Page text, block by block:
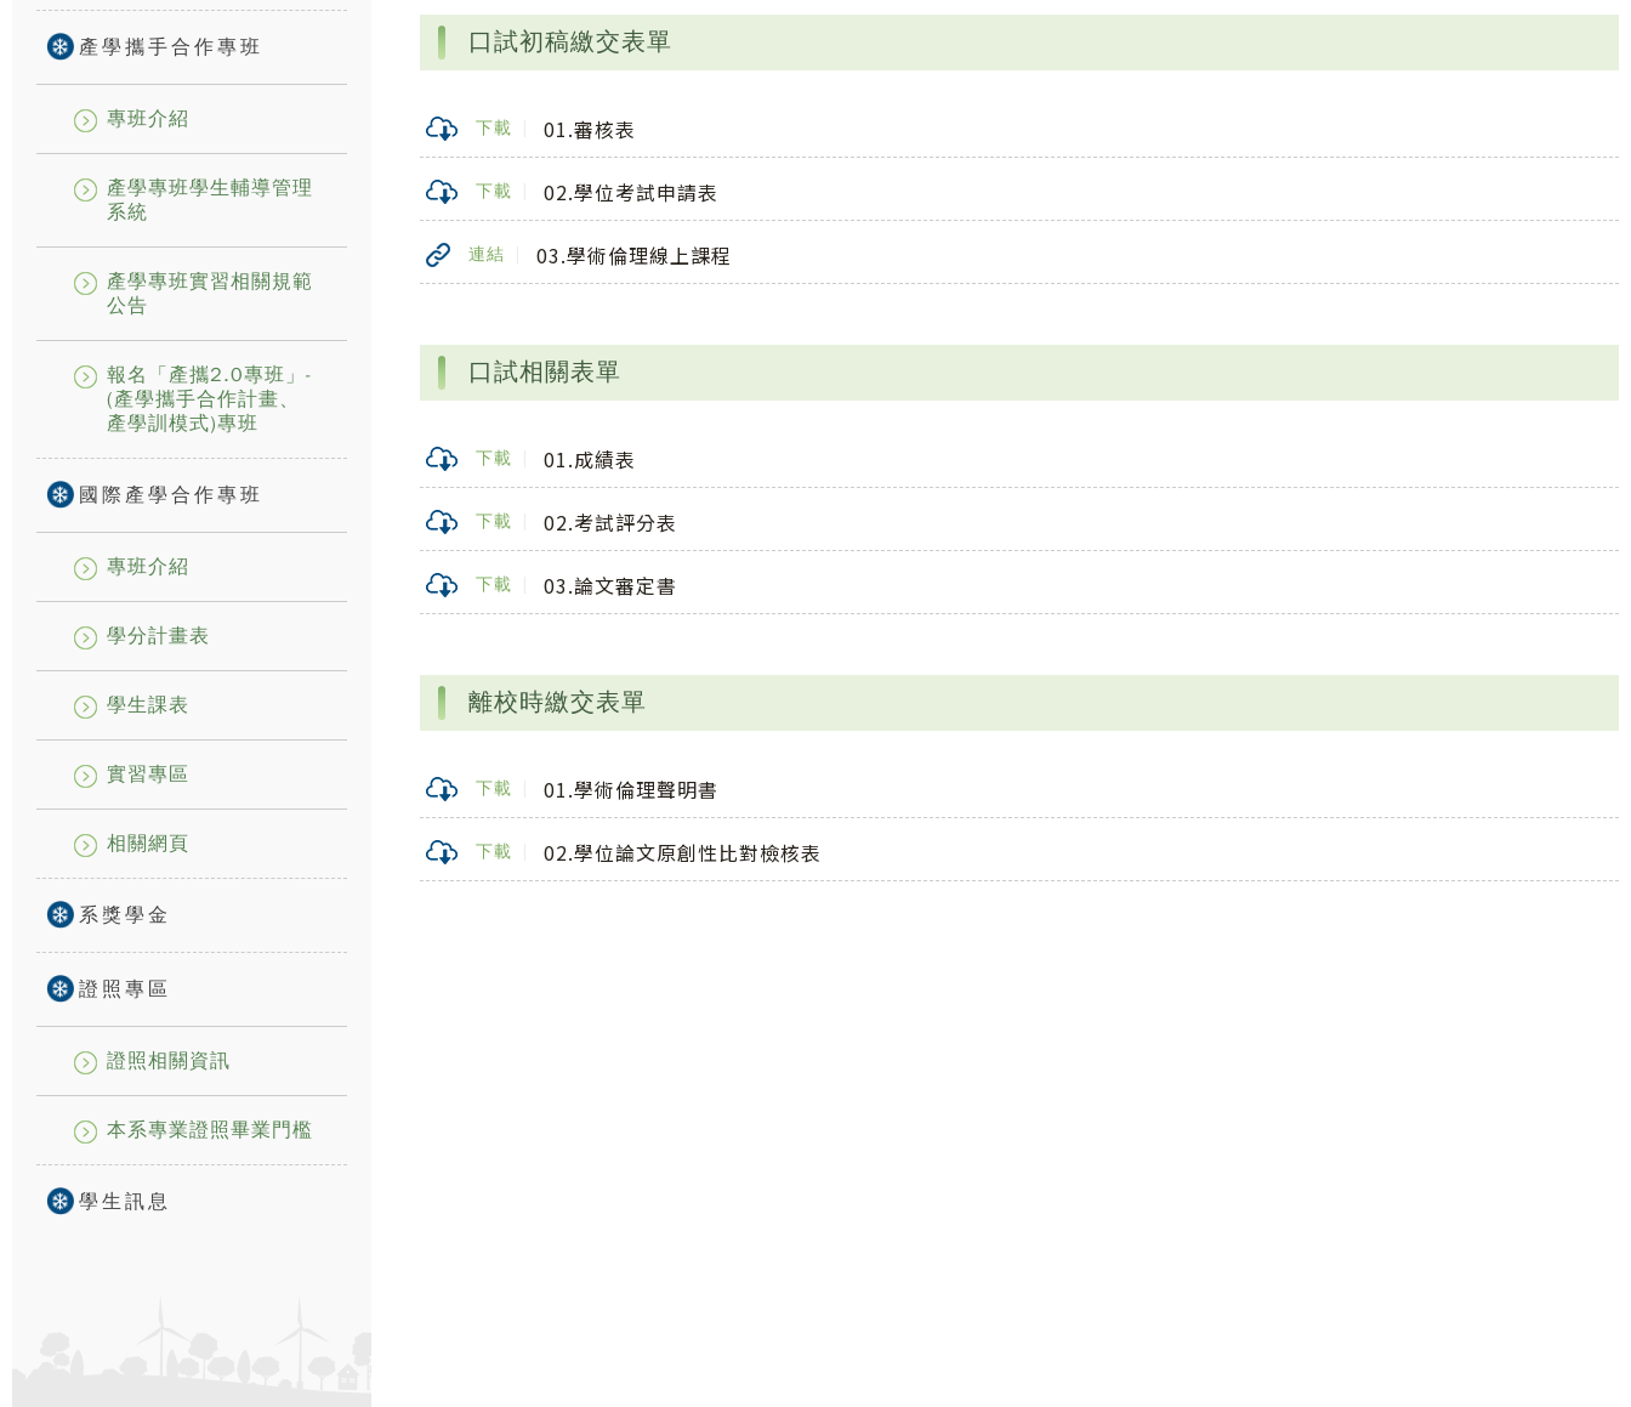
產學攜手合作專班
專班介紹
產學專班學生輔導管理
系統
產學專班實習相關規範
公告
報名「產攜2.0專班」-
(產學攜手合作計畫、
產學訓模式)專班
國際產學合作專班
專班介紹
學分計畫表
學生課表
實習專區
相關網頁
系獎學金
證照專區
證照相關資訊
本系專業證照畢業門檻
學生訊息
口試初稿繳交表單
下載 01.審核表
下載 02.學位考試申請表
連結 03.學術倫理線上課程
口試相關表單
下載 01.成績表
下載 02.考試評分表
下載 03.論文審定書
離校時繳交表單
下載 01.學術倫理聲明書
下載 02.學位論文原創性比對檢核表